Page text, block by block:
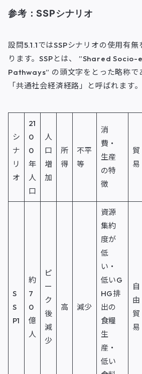
参考：SSPシナリオ
設問5.1.1ではSSPシナリオの使用有
ります。SSPとは、 ”Shared
Pathways” の頭文字をとった略称で
「共通社会経済経路」と呼ばれます。
シ
ナ
リ
オ
21
0
0
年
人
口
人
口
増
加
所
得
不平
等
消
費・
生産
の特
徴
貿
易
S
S
P1
約
7
0
億
人
ピ
ー
ク
後
減
少
高 減少
資源
集約
度が
低
い・
低いG
HG排
出の
食糧
生
産・
低い
自
由
貿
易